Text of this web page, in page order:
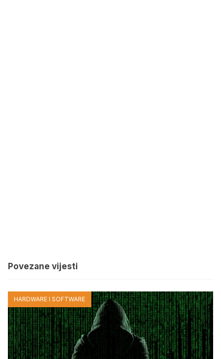
Povezane vijesti
HARDWARE I SOFTWARE